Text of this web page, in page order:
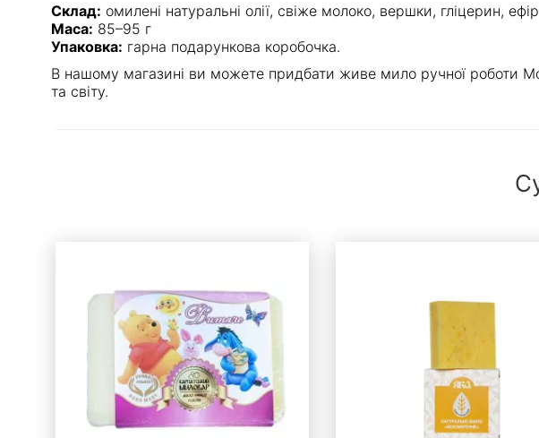
Склад: омилені натуральні олії, свіже молоко, вершки, гліцерин,
Маса: 85–95 г
Упаковка: гарна подарункова коробочка.
В нашому магазині ви можете придбати живе мило ручної роботи
та світу.